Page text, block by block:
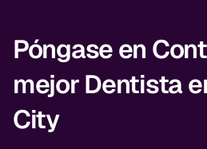
Póngase en
mejor Dentista
City